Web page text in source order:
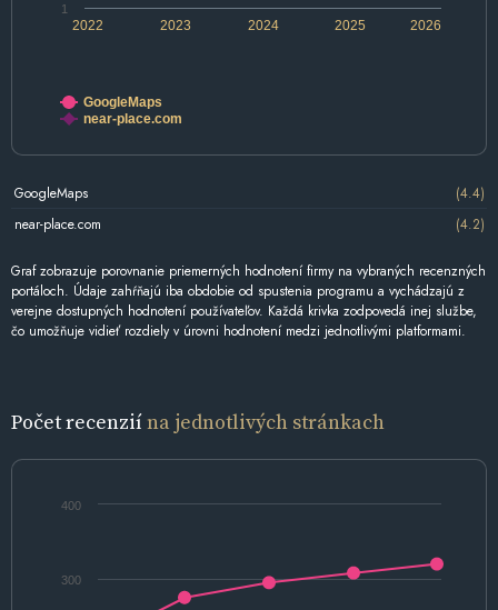
2022 2024 2026
2023 2025
1
GoogleMaps
near-place.com
GoogleMaps
(4.4)
near-place.com
(4.2)
Graf zobrazuje porovnanie priemerných hodnotení firmy na vybraných recenzných
portáloch. Údaje zahŕňajú iba obdobie od spustenia programu a vychádzajú z
verejne dostupných hodnotení používateľov. Každá krivka zodpovedá inej službe,
čo umožňuje vidieť rozdiely v úrovni hodnotení medzi jednotlivými platformami.
Počet recenziína jednotlivých stránkach
300
400